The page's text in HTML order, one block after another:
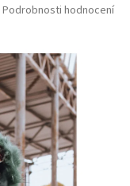
Podrobnosti hodnocení